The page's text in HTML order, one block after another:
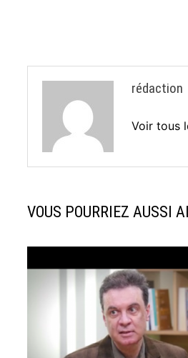
rédaction
Voir tous
VOUS POURRIEZ AUSSI